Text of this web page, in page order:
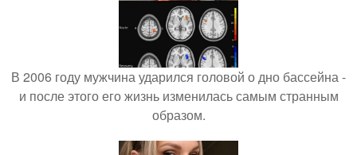
В 2006 году мужчина ударился головой о дно бассейна -
и после этого его жизнь изменилась самым странным
образом.